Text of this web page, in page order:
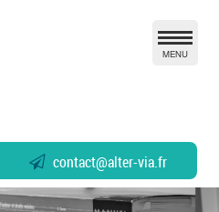
contact@alter-via.fr
MENU